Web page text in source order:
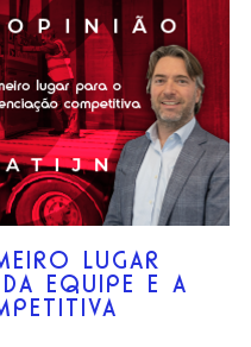
LUGAR
EQUIPE E A